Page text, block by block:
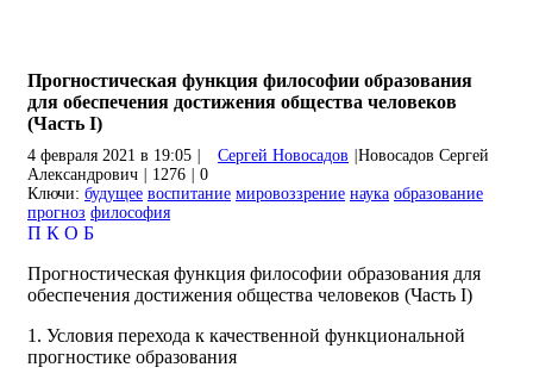
Прогностическая функция философии образования
для обеспечения достижения общества человеков
(Часть I)
4 февраля 2021 в 19:05 Сергей Новосадов Новосадов Сергей
Александрович
1276
0
Ключи: будущее воспитание мировоззрение наука образование
прогноз философия
П К О Б
Прогностическая функция философии образования для
обеспечения достижения общества человеков (Часть I)
1. Условия перехода к качественной функциональной
прогностике образования